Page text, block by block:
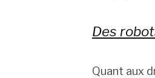
Des
Quant aux